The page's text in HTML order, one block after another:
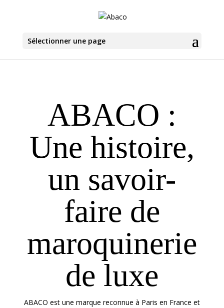
Sélectionner une page
ABACO :
Une histoire,
un savoir-
faire de
maroquinerie
de luxe
ABACO est une marque reconnue à Paris en France et